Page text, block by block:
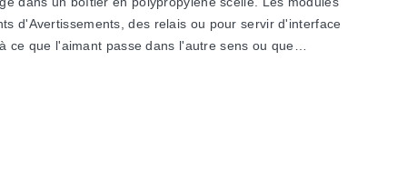
d'Avertissements, des relais ou pour servir d'interface
ce que l'aimant passe dans l'autre sens ou que
RB/RC Les modules à interrupteur à lames sont logés